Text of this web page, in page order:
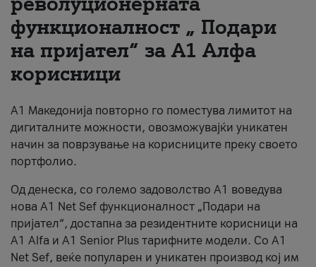
За нас
#ПодобарОнлајн
функционалност „ Подари
на пријател“ за А1 Алфа
корисници
А1 Македонија повторно го поместува лимитот на
дигиталните можности, овозможувајќи уникатен
начин за поврзување на корисниците преку своето
портфолио.
Од денеска, со големо задоволство А1 воведува
нова A1 Net Sef функционалност „Подари на
пријател“, достапна за резидентните корисници на
А1 Alfa и A1 Senior Plus тарифните модели. Со A1
Net Sef, веќе популарен и уникатен производ кој им